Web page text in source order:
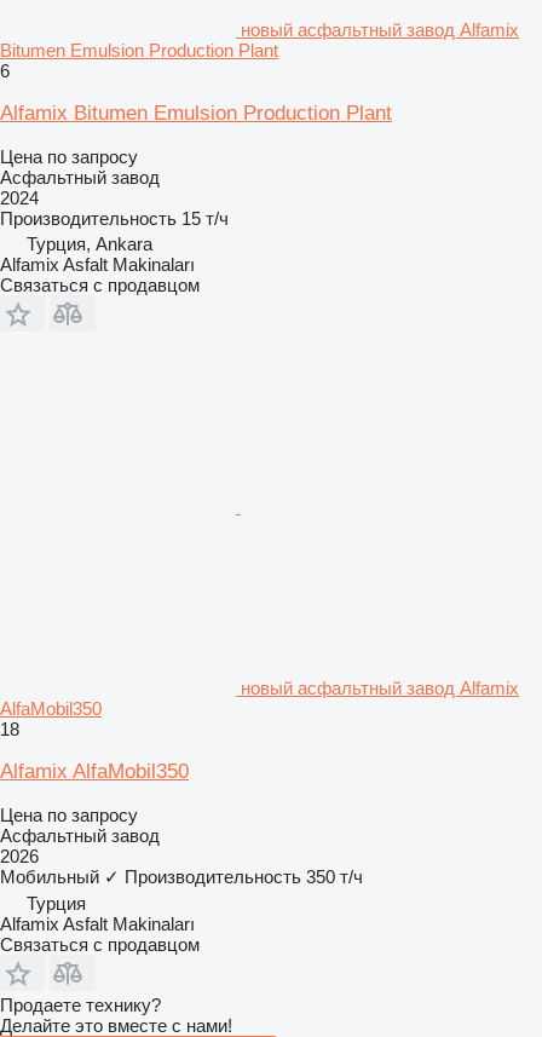
новый асфальтный завод Alfamix
Bitumen Emulsion Production Plant
6
Alfamix Bitumen Emulsion Production Plant
Цена по запросу
Асфальтный завод
2024
Производительность 15 т/ч
Турция, Ankara
Alfamix Asfalt Makinaları
Связаться с продавцом
новый асфальтный завод Alfamix
AlfaMobil350
18
Alfamix AlfaMobil350
Цена по запросу
Асфальтный завод
2026
Мобильный ✓ Производительность 350 т/ч
Турция
Alfamix Asfalt Makinaları
Связаться с продавцом
Продаете технику?
Делайте это вместе с нами!